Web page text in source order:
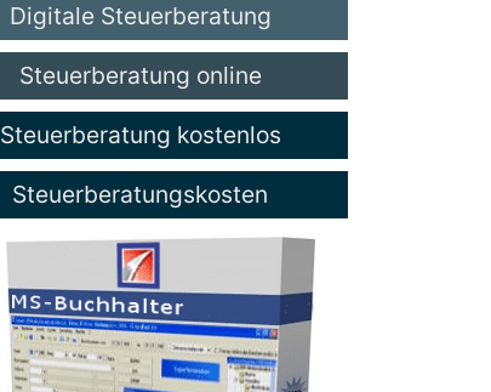
Digitale Steuerberatung
Steuerberatung online
Steuerberatung kostenlos
Steuerberatungskosten